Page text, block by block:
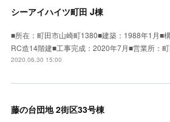
シーアイハイツ町田 J棟
■所在：町田市山崎町1380■建築：1988年1月■
RC造14階建■工事完成：2020年7月■営業所：
2020.06.30 15:00
藤の台団地 2街区33号棟